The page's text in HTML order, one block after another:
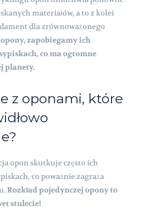
materiałów, a to z kolei
dla zrównoważonego
zapobiegamy ich
co ma ogromne
planety.
z oponami, które
opon skutkuje często ich
co poważnie zagraża
Rozkład pojedynczej opony to
stulecie!